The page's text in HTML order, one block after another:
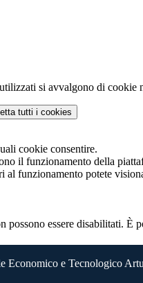
si avvalgono di
tutti i cookies
cookie consentire.
il funzionamento della
al funzionamento potete
possono essere disabilitati. È
Economico e Tecnologico